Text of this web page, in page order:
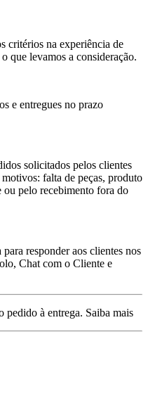
critérios na experiência de
que levamos a consideração.
e entregues no prazo
solicitados pelos clientes
falta de peças, produto
pelo recebimento fora do
responder aos clientes nos
Chat com o Cliente e
pedido à entrega. Saiba mais